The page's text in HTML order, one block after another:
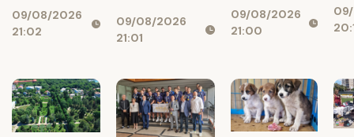
la Bacău
09/08/2026
21:02
sistemul de
7.000 de euro
09/08/2026
21:01
de urgență
la spital
09/08/2026
21:00